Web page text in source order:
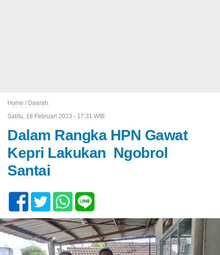
Home / Daerah
Sabtu, 18 Februari 2023 - 17:31 WIB
Dalam Rangka HPN Gawat
Kepri Lakukan Ngobrol
Santai